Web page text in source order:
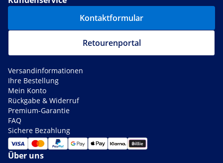
Kontaktformular
Retourenportal
Versandinformationen
Ihre Bestellung
Mein Konto
Rückgabe & Widerruf
Premium-Garantie
FAQ
Sichere Bezahlung
Über uns